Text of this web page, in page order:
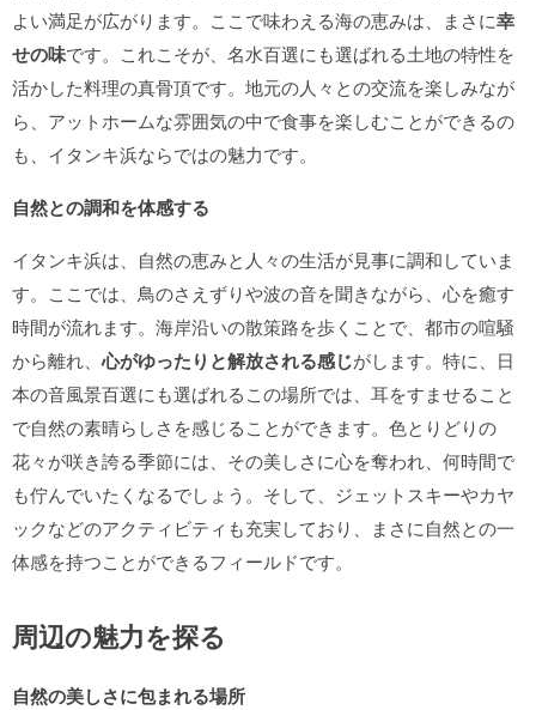
よい満足が広がります。ここで味わえる海の恵みは、まさに幸
せの味です。これこそが、名水百選にも選ばれる土地の特性を
活かした料理の真骨頂です。地元の人々との交流を楽しみなが
ら、アットホームな雰囲気の中で食事を楽しむことができるの
も、イタンキ浜ならではの魅力です。
自然との調和を体感する
イタンキ浜は、自然の恵みと人々の生活が見事に調和していま
す。ここでは、鳥のさえずりや波の音を聞きながら、心を癒す
時間が流れます。海岸沿いの散策路を歩くことで、都市の喧騒
から離れ、心がゆったりと解放される感じがします。特に、日
本の音風景百選にも選ばれるこの場所では、耳をすませること
で自然の素晴らしさを感じることができます。色とりどりの
花々が咲き誇る季節には、その美しさに心を奪われ、何時間で
も佇んでいたくなるでしょう。そして、ジェットスキーやカヤ
ックなどのアクティビティも充実しており、まさに自然との一
体感を持つことができるフィールドです。
周辺の魅力を探る
自然の美しさに包まれる場所